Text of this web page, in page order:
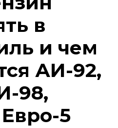
в
и чем
АИ-92,
98,
5